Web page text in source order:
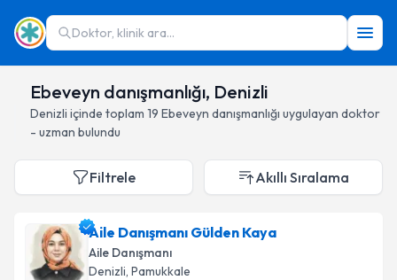
Doktor, klinik ara...
Ebeveyn danışmanlığı, Denizli
Denizli içinde toplam 19 Ebeveyn danışmanlığı uygulayan doktor
- uzman bulundu
Filtrele Akıllı Sıralama
Aile Danışmanı Gülden Kaya
Aile Danışmanı
Denizli, Pamukkale